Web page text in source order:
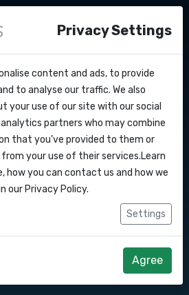
API nach
Nachrichten über unsere
Gateway API.
Angebot anfordern
Privacy Settings
content and ads, to provide
to analyse our traffic. We also
your use of our site with our social
partners who may combine
that you’ve provided to them or
your use of their services.Learn
how you can contact us and how we
our Privacy Policy.
Settings
Agree